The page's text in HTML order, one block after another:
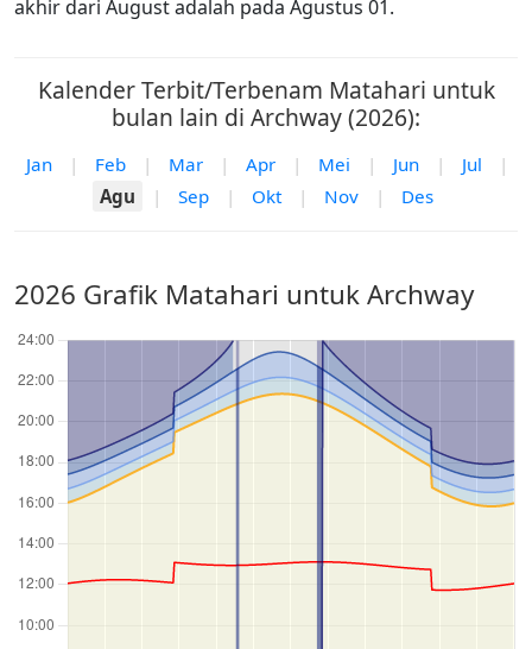
akhir dari August adalah pada Agustus 01.
Kalender Terbit/Terbenam Matahari untuk
bulan lain di Archway (2026):
Jan | Feb | Mar | Apr | Mei | Jun | Jul
|
Agu
| Sep | Okt | Nov | Des
2026 Grafik Matahari untuk Archway